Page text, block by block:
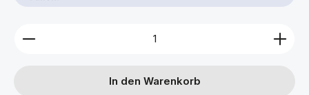
Produkt Anzahl: Gib den gewünschten Wert ein
In den Warenkorb